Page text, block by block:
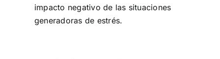
impacto negativo de las situaciones
generadoras de estrés.